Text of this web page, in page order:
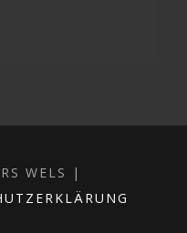
WELS |